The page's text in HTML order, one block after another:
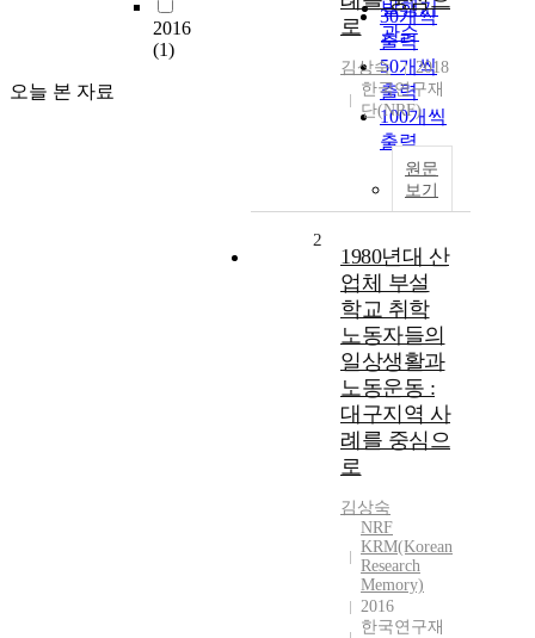
2016
(1)
오늘 본 자료
발행기
관순
30개씩
출력
50개씩
출력
100개씩
출력
로
김상숙
2018
한국연구재
단(NRF)
원문
보기
2
1980년대 산
업체 부설
학교 취학
노동자들의
일상생활과
노동운동 :
대구지역 사
례를 중심으
로
김상숙
NRF
KRM(Korean
Research
Memory)
2016
한국연구재